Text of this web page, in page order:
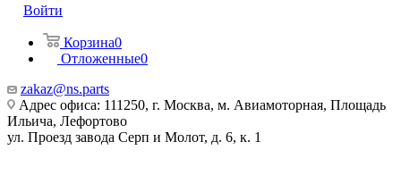
Войти
Корзина0
Отложенные0
zakaz@ns.parts
Адрес офиса: 111250, г. Москва, м. Авиамоторная, Площадь
Ильича, Лефортово
ул. Проезд завода Серп и Молот, д. 6, к. 1